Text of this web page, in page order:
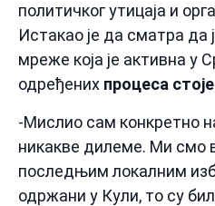
политичког утицаја и
Истакао је да сматра
мреже која је активна у
одређених процеса
-Мислио сам конкретно
никакве дилеме. Ми смо
последњим локалним
одржани у Кули, то су